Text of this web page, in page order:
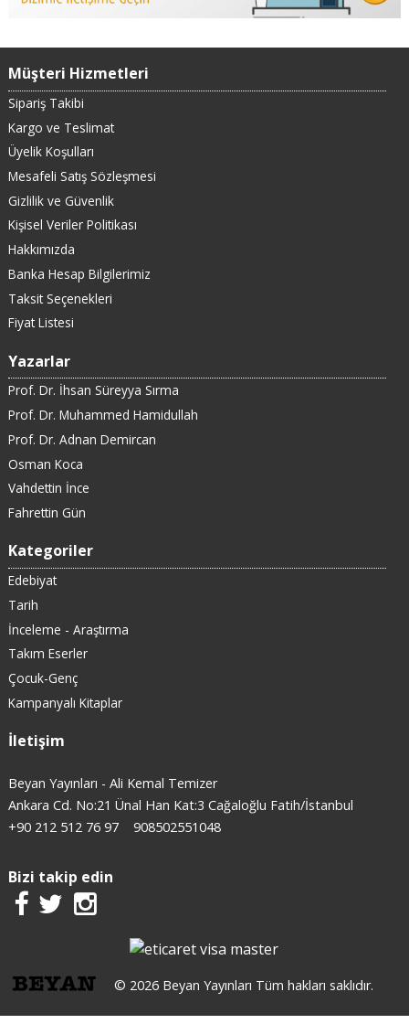
Müşteri Hizmetleri
Sipariş Takibi
Kargo ve Teslimat
Üyelik Koşulları
Mesafeli Satış Sözleşmesi
Gizlilik ve Güvenlik
Kişisel Veriler Politikası
Hakkımızda
Banka Hesap Bilgilerimiz
Taksit Seçenekleri
Fiyat Listesi
Yazarlar
Prof. Dr. İhsan Süreyya Sırma
Prof. Dr. Muhammed Hamidullah
Prof. Dr. Adnan Demircan
Osman Koca
Vahdettin İnce
Fahrettin Gün
Kategoriler
Edebiyat
Tarih
İnceleme - Araştırma
Takım Eserler
Çocuk-Genç
Kampanyalı Kitaplar
İletişim
Beyan Yayınları - Ali Kemal Temizer
Ankara Cd. No:21 Ünal Han Kat:3 Cağaloğlu Fatih/İstanbul
+90 212 512 76 97
908502551048
Bizi takip edin
© 2026 Beyan Yayınları Tüm hakları saklıdır.